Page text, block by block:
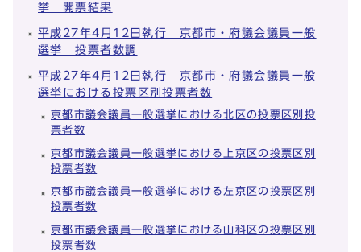
挙 開票結果
平成27年4月12日執行 京都市・府議会議員一般
選挙 投票者数調
平成27年4月12日執行 京都市・府議会議員一般
選挙における投票区別投票者数
京都市議会議員一般選挙における北区の投票区別投
票者数
京都市議会議員一般選挙における上京区の投票区別
投票者数
京都市議会議員一般選挙における左京区の投票区別
投票者数
京都市議会議員一般選挙における山科区の投票区別
投票者数